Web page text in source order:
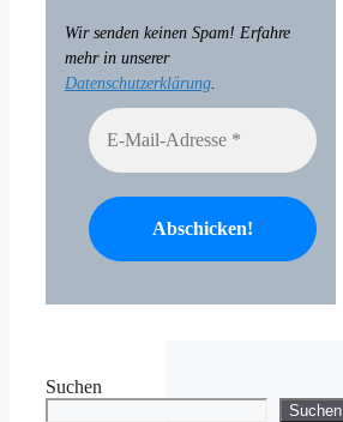
Wir senden keinen Spam! Erfahre
mehr in unserer
Datenschutzerklärung.
Suchen
Suchen